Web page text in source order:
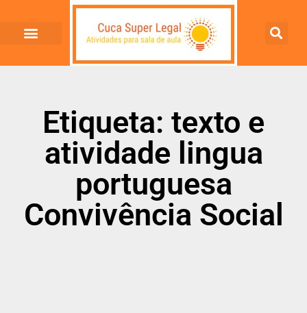
Etiqueta: texto e
atividade lingua
portuguesa
Convivência Social